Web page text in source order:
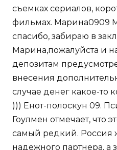
съемках сериалов,
фильмах. Марина0909
спасибо, забираю в
Марина,пожалуйста и
депозитам
внесения
случае денег какое-то
))) Енот-полоскун 09.
Гоулмен отмечает, что
самый редкий. Россия
надежного партнера, а